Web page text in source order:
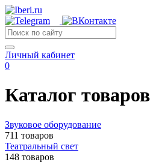
Личный кабинет
0
Каталог товаров
Звуковое оборудование
711 товаров
Театральный свет
148 товаров